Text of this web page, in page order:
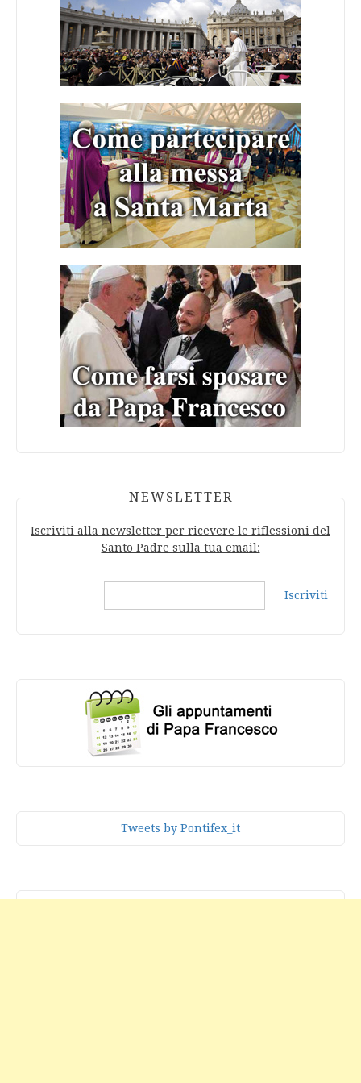
NEWSLETTER
Iscriviti alla newsletter per ricevere le riflessioni del
Santo Padre sulla tua email:
Iscriviti
Tweets by Pontifex_it